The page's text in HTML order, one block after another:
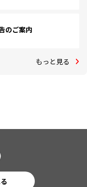
のご案内
もっと見る